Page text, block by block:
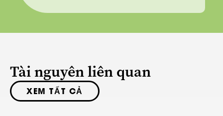
Tài nguyên liên quan
XEM TẤT CẢ